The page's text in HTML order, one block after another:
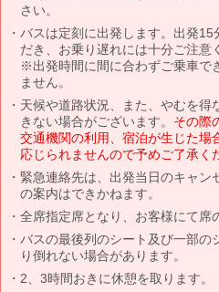
さい。
バスは定刻に出発します。出発15
だき、お乗り遅れには十分ご注意
※出発時間に間に合わずご乗車で
ません。
天候や道路状況、また、やむを得
きない場合がございます。 その際
交通機関の利用、宿泊が生じた場
応じられませんので予めご了承く
緊急連絡先は、出発当日のキャン
の案内はできかねます。
全席指定席となり、お客様にて席
バスの最後列のシート及び一部の
り倒れない場合があります。
2、3時間おきに休憩を取ります。